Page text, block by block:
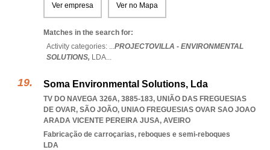
Ver empresa Ver no Mapa
Matches in the search for:
Activity categories: ...PROJECTOVILLA - ENVIRONMENTAL
SOLUTIONS, LDA...
Soma Environmental Solutions, Lda
TV DO NAVEGA 326A, 3885-183, UNIÃO DAS FREGUESIAS
DE OVAR, SÃO JOÃO, UNIAO FREGUESIAS OVAR SAO JOAO
ARADA VICENTE PEREIRA JUSA, AVEIRO
Fabricação de carroçarias, reboques e semi-reboques
LDA